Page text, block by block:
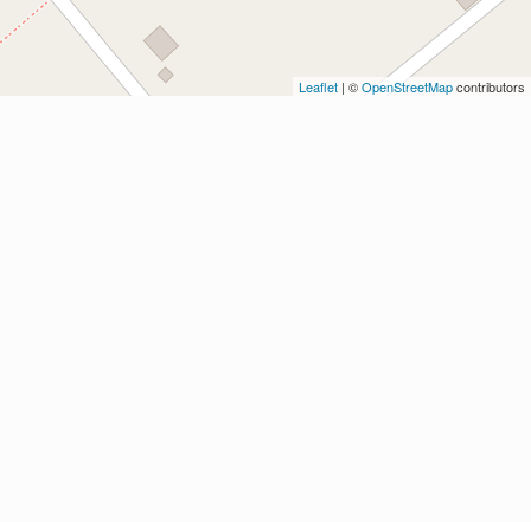
Leaflet | ©OpenStreetMapcontributors